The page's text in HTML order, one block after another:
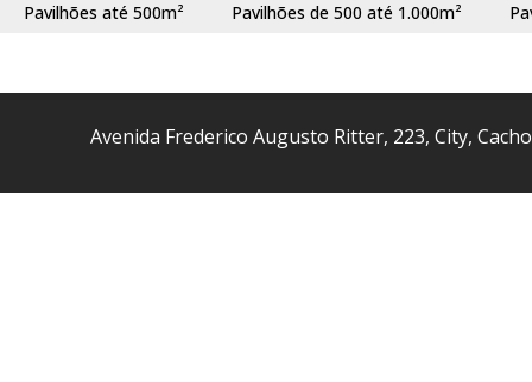
Pavilhões até 500m²
Pavilhões de 500 até 1.000m²
Avenida Frederico Augusto Ritter, 223, City,